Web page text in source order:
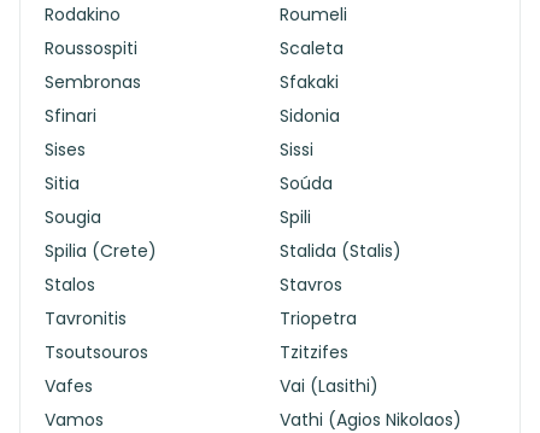
Rodakino
Roumeli
Roussospiti
Scaleta
Sembronas
Sfakaki
Sfinari
Sidonia
Sises
Sissi
Sitia
Soúda
Sougia
Spili
Spilia (Crete)
Stalida (Stalis)
Stalos
Stavros
Tavronitis
Triopetra
Tsoutsouros
Tzitzifes
Vafes
Vai (Lasithi)
Vamos
Vathi (Agios Nikolaos)